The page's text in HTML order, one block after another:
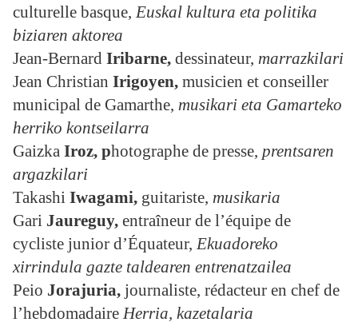
culturelle basque, Euskal kultura eta politika
biziaren aktorea
Jean-Bernard Iribarne, dessinateur, marrazkilari
Jean Christian Irigoyen, musicien et conseiller
municipal de Gamarthe, musikari eta Gamarteko
herriko kontseilarra
Gaizka Iroz, photographe de presse, prentsaren
argazkilari
Takashi Iwagami, guitariste, musikaria
Gari Jaureguy, entraîneur de l’équipe de
cycliste junior d’Équateur, Ekuadoreko
xirrindula gazte taldearen entrenatzailea
Peio Jorajuria, journaliste, rédacteur en chef de
l’hebdomadaire Herria, kazetalaria